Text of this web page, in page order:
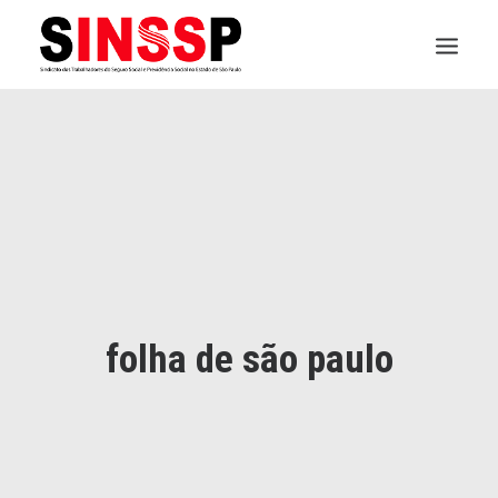
PREVIDÊNCIAfolha de são paulo